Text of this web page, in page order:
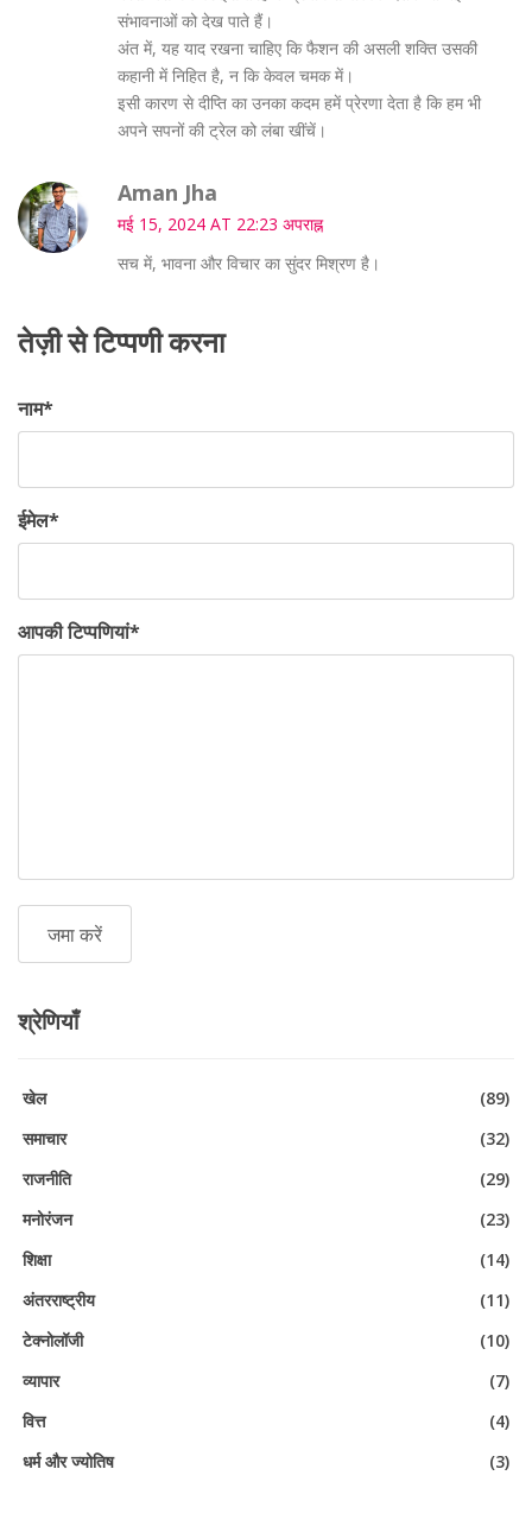
संभावनाओं को देख पाते हैं।
अंत में, यह याद रखना चाहिए कि फैशन की असली शक्ति उसकी
कहानी में निहित है, न कि केवल चमक में।
इसी कारण से दीप्ति का उनका कदम हमें प्रेरणा देता है कि हम भी
अपने सपनों की ट्रेल को लंबा खींचें।
Aman Jha
मई 15, 2024 AT 22:23 अपराह्न
सच में, भावना और विचार का सुंदर मिश्रण है।
तेज़ी से टिप्पणी करना
नाम*
ईमेल*
आपकी टिप्पणियां*
श्रेणियाँ
खेल
(89)
समाचार
(32)
राजनीति
(29)
मनोरंजन
(23)
शिक्षा
(14)
अंतरराष्ट्रीय
(11)
टेक्नोलॉजी
(10)
व्यापार
(7)
वित्त
(4)
धर्म और ज्योतिष
(3)